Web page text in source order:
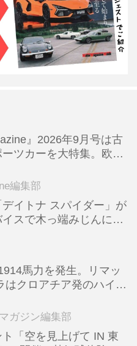
』2026年9月号は古
ツカーを大特集。欧州
編集部
イトナ スパイダー」が
スで木っ端みじんにな
馬力を発生。リマッ
はクロアチア発のハイパ
ガジン編集部
「空を見上げて IN 東